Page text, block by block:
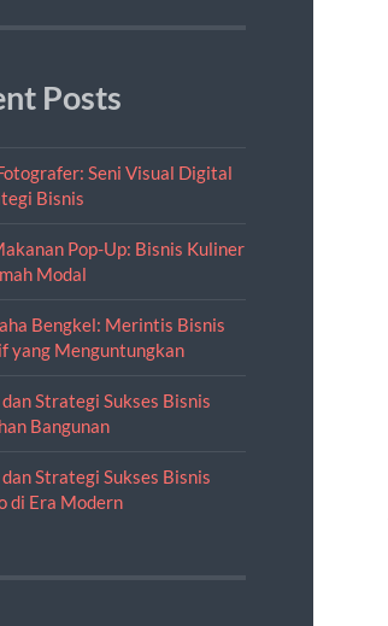
Posts
Seni Visual Digital
Bisnis
Pop-Up: Bisnis Kuliner
Modal
Bengkel: Merintis Bisnis
yang Menguntungkan
Strategi Sukses Bisnis
Bangunan
Strategi Sukses Bisnis
di Era Modern